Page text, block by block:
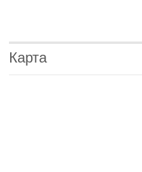
Карта